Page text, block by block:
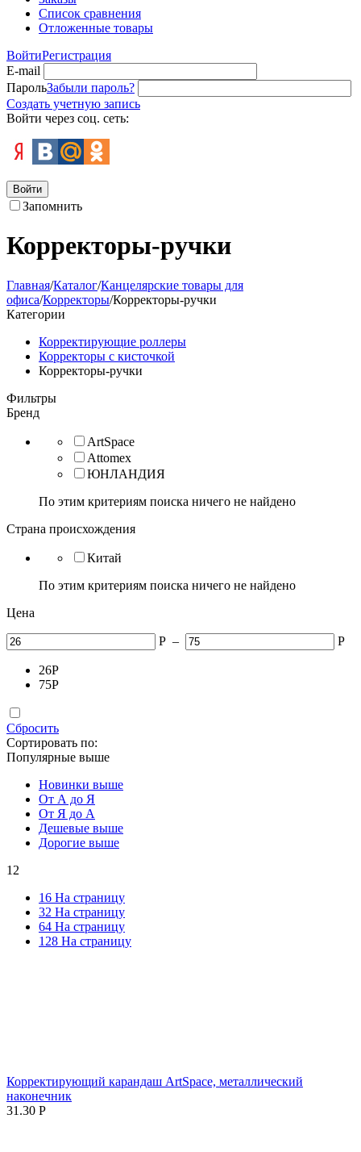
Список сравнения
Отложенные товары
ВойтиРегистрация
E-mail
ПарольЗабыли пароль?
Создать учетную запись
Войти через соц. сеть:
Войти
Запомнить
Корректоры-ручки
Главная/Каталог/Канцелярские товары для
офиса/Корректоры/Корректоры-ручки
Категории
Корректирующие роллеры
Корректоры с кисточкой
Корректоры-ручки
Фильтры
Бренд
ArtSpace
Attomex
ЮНЛАНДИЯ
По этим критериям поиска ничего не найдено
Страна происхождения
Китай
По этим критериям поиска ничего не найдено
Цена
Р – Р
26Р
75Р
Сбросить
Сортировать по:
Популярные выше
Новинки выше
От А до Я
От Я до А
Дешевые выше
Дорогие выше
12
16 На страницу
32 На страницу
64 На страницу
128 На страницу
Корректирующий карандаш ArtSpace, металлический
наконечник
31.30 Р